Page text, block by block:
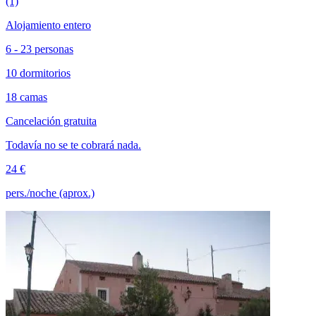
Alojamiento entero
6 - 23 personas
10 dormitorios
18 camas
Cancelación gratuita
Todavía no se te cobrará nada.
24 €
pers./noche (aprox.)